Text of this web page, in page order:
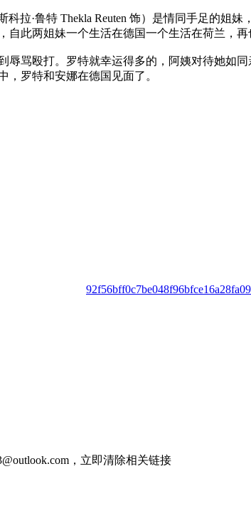
·鲁特 Thekla Reuten 饰）是情同手足的姐妹
此两姐妹一个生活在德国一个生活在荷兰，再
殴打。罗特就幸运得多的，阿姨对待她如
，罗特和安娜在德国见面了。
，立即清除相关链接